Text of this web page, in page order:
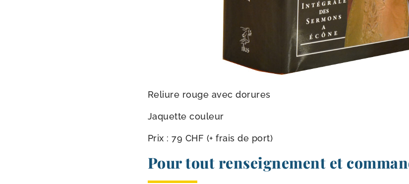
Reliure rouge avec dorures
Jaquette cou­leur
Prix : 79 CHF (+ frais de port)
Pour tout renseignement et